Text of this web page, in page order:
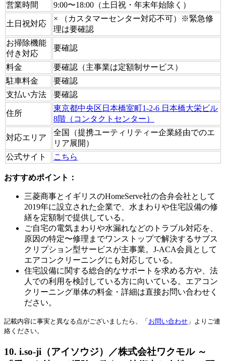
営業時間
9:00〜18:00（土日祝・年末年始除く）
土日祝対応
× （カスタマーセンター対応不可）※緊急修
理は要確認
お掃除機能
付き対応
要確認
料金
要確認（主事業は定額制サービス）
駐車料金
要確認
支払い方法
要確認
住所
東京都中央区日本橋室町1-2-6 日本橋大栄ビル
8階（コンタクトセンター）
対応エリア
全国（提携ユーティリティー企業経由でのエ
リア展開）
公式サイト
こちら
おすすめポイント：
三菱商事とイギリスのHomeServe社の合弁会社として
2019年に設立された企業で、水まわりや住宅設備の修
繕を定額制で提供している。
ご自宅の電気まわりや水漏れなどのトラブル対応を、
原因の特定〜修理までワンストップで解決するサブス
クリプション型サービスが主事業。J-ACA会員として
エアコンクリーニングにも対応している。
住宅設備に関する総合的なサポートを求める方や、法
人での利用を検討している方に向いている。エアコン
クリーニング単体の料金・詳細は直接お問い合わせく
ださい。
記載内容に事実と異なる点がございましたら、「 お問い合わせ 」よりご連
絡ください。
10. i.so-ji（アイソウジ）／株式会社ワクモル ～